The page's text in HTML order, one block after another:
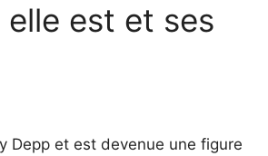
est et ses
Depp et est devenue une figure